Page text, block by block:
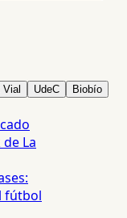
Vial UdeC Biobío
La